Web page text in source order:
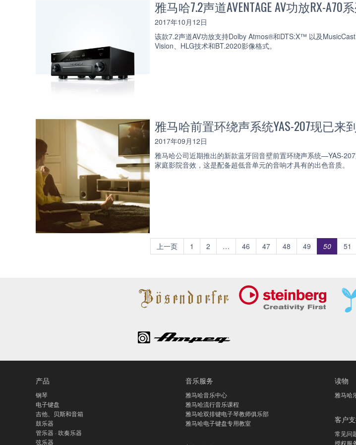
雅马哈7.2声道AVENTAGE AV功放RX-
2017年10月12日
该款7.2声道AV功放支持Dolby Atmos®和DTS:X™ 以及
Vision、HLG技术和BT.2020影像格式。
雅马哈前置环绕声系统YAS-207现已来
2017年09月12日
雅马哈公司近期推出的新款蓝牙回音壁前置环绕声系统—YAS-
家庭影院音效，这是配备超低音单元的音响才具有的出色音质。
上一页 1 2 … 46 47 48 49 50 51
产品
钢琴
电子键盘
吉他、贝斯和音箱
鼓乐器
管乐器 · 吹奏乐器
弦乐器
音乐服务
雅马哈音乐中心
雅马哈流行音乐课程
雅马哈双排键电子琴教师俱乐部
雅马哈电子键盘专用教室
读物
雅马哈
客户
常见问
授权服